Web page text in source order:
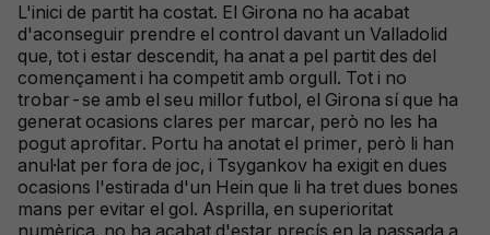
L'inici de partit ha costat. El Girona no ha acabat
d'aconseguir prendre el control davant un Valladolid
que, tot i estar descendit, ha anat a pel partit des del
començament i ha competit amb orgull. Tot i no
trobar-se amb el seu millor futbol, el Girona sí que ha
generat ocasions clares per marcar, però no les ha
pogut aprofitar. Portu ha anotat el primer, però li han
anul·lat per fora de joc, i Tsygankov ha exigit en dues
ocasions l'estirada d'un Hein que li ha tret dues bones
mans per evitar el gol. Asprilla, en superioritat
numèrica, no ha acabat d'estar precís en la passada a